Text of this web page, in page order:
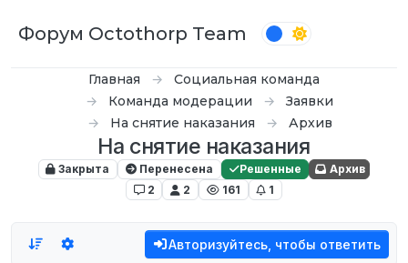
Форум Octothorp Team
Главная
Социальная команда
Команда модерации
Заявки
На снятие наказания
Архив
На снятие наказания
Закрыта Перенесена Решенные
Архив
2
2 161 1
Авторизуйтесь, чтобы ответить